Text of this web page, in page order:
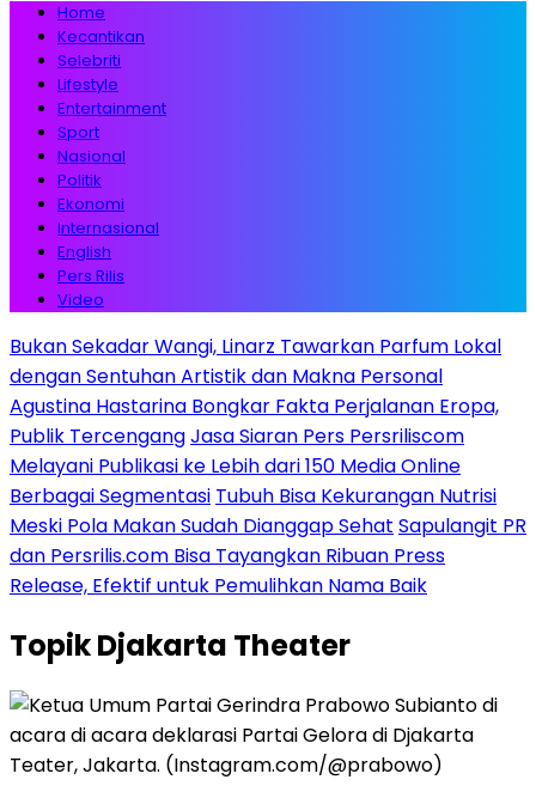
Home
Kecantikan
Selebriti
Lifestyle
Entertainment
Sport
Nasional
Politik
Ekonomi
Internasional
English
Pers Rilis
Video
Bukan Sekadar Wangi, Linarz Tawarkan Parfum Lokal
dengan Sentuhan Artistik dan Makna Personal
Agustina Hastarina Bongkar Fakta Perjalanan Eropa,
Publik TercengangJasa Siaran Pers Persriliscom
Melayani Publikasi ke Lebih dari 150 Media Online
Berbagai Segmentasi Tubuh Bisa Kekurangan Nutrisi
Meski Pola Makan Sudah Dianggap Sehat Sapulangit PR
dan Persrilis.com Bisa Tayangkan Ribuan Press
Release, Efektif untuk Pemulihkan Nama Baik
TopikDjakarta Theater